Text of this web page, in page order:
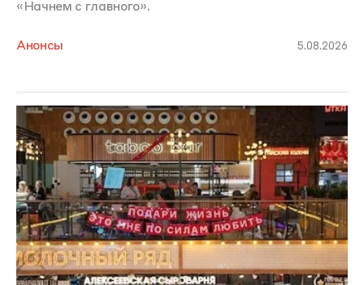
«Начнем с главного».
Анонсы 5.08.2026